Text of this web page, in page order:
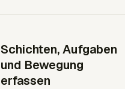
Schichten, Aufgaben
und Bewegung
erfassen